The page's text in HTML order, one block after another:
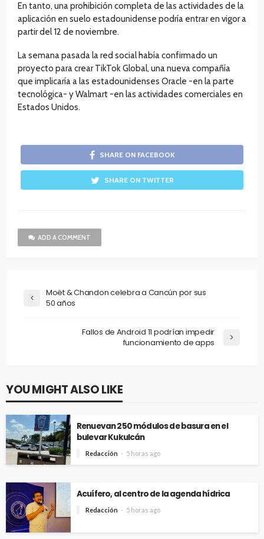
En tanto, una prohibición completa de las actividades de la
aplicación en suelo estadounidense podría entrar en vigor a
partir del 12 de noviembre.
La semana pasada la red social había confirmado un
proyecto para crear TikTok Global, una nueva compañía
que implicaría a las estadounidenses Oracle -en la parte
tecnológica- y Walmart -en las actividades comerciales en
Estados Unidos.
SHARE ON FACEBOOK
SHARE ON TWITTER
ADD A COMMENT
Moët & Chandon celebra a Cancún por sus
50 años
Fallos de Android 11 podrían impedir
funcionamiento de apps
YOU MIGHT ALSO LIKE
Renuevan 250 módulos de basura en el
bulevar Kukulcán
Redacción 5 horas ago
Acuífero, al centro de la agenda hídrica
Redacción 5 horas ago